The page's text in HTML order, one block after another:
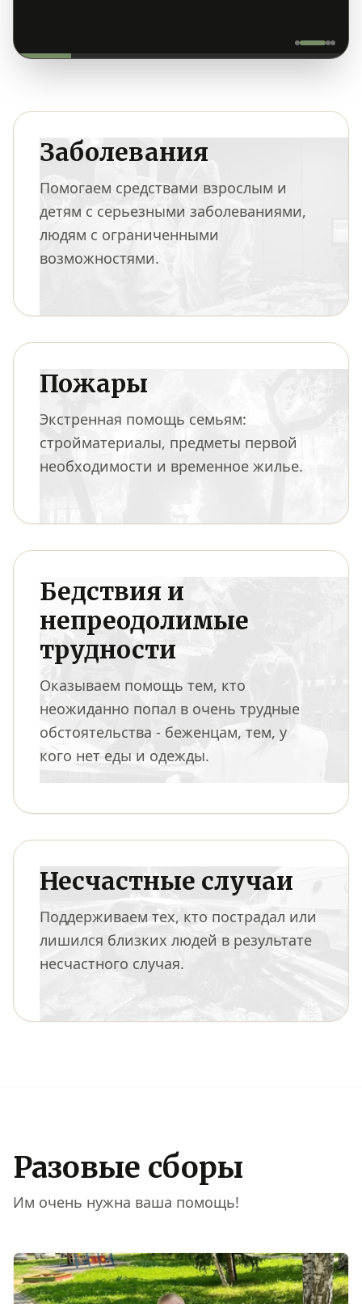
Заболевания
Помогаем средствами взрослым и
детям с серьезными заболеваниями,
людям с ограниченными
возможностями.
Пожары
Экстренная помощь семьям:
стройматериалы, предметы первой
необходимости и временное жилье.
Бедствия и
непреодолимые
трудности
Оказываем помощь тем, кто
неожиданно попал в очень трудные
обстоятельства - беженцам, тем, у
кого нет еды и одежды.
Несчастные случаи
Поддерживаем тех, кто пострадал или
лишился близких людей в результате
несчастного случая.
Разовые сборы
Им очень нужна ваша помощь!